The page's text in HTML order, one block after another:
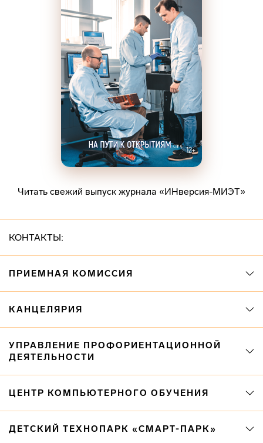
Читать свежий выпуск журнала «ИНверсия-МИЭТ»
КОНТАКТЫ:
ПРИЕМНАЯ КОМИССИЯ
КАНЦЕЛЯРИЯ
УПРАВЛЕНИЕ ПРОФОРИЕНТАЦИОННОЙ
ДЕЯТЕЛЬНОСТИ
ЦЕНТР КОМПЬЮТЕРНОГО ОБУЧЕНИЯ
ДЕТСКИЙ ТЕХНОПАРК «СМАРТ-ПАРК»